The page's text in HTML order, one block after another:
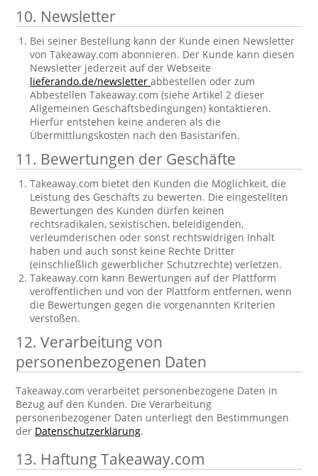
10. Newsletter
Bei seiner Bestellung kann der Kunde einen Newsletter
von Takeaway.com abonnieren. Der Kunde kann diesen
Newsletter jederzeit auf der Webseite
lieferando.de/newsletterabbestellen oder zum
Abbestellen Takeaway.com (siehe Artikel 2 dieser
Allgemeinen Geschäftsbedingungen) kontaktieren.
Hierfür entstehen keine anderen als die
Übermittlungskosten nach den Basistarifen.
11. Bewertungen der Geschäfte
Takeaway.com bietet den Kunden die Möglichkeit, die
Leistung des Geschäfts zu bewerten. Die eingestellten
Bewertungen des Kunden dürfen keinen
rechtsradikalen, sexistischen, beleidigenden,
verleumderischen oder sonst rechtswidrigen Inhalt
haben und auch sonst keine Rechte Dritter
(einschließlich gewerblicher Schutzrechte) verletzen.
Takeaway.com kann Bewertungen auf der Plattform
veröffentlichen und von der Plattform entfernen, wenn
die Bewertungen gegen die vorgenannten Kriterien
verstoßen.
12. Verarbeitung von
personenbezogenen Daten
Takeaway.com verarbeitet personenbezogene Daten in
Bezug auf den Kunden. Die Verarbeitung
personenbezogener Daten unterliegt den Bestimmungen
der Datenschutzerklärung.
13. Haftung Takeaway.com